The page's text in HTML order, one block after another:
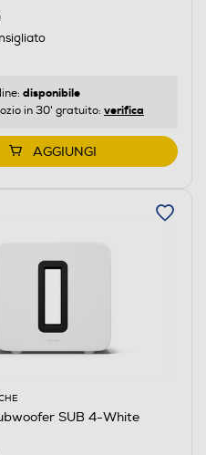
disponibile
in 30' gratuito: verifica
AGGIUNGI
SUB 4-White